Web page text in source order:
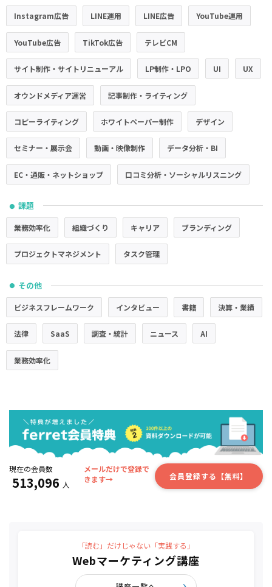
Instagram広告 LINE運用 LINE広告 YouTube運用
YouTube広告 TikTok広告 テレビCM
サイト制作・サイトリニューアル LP制作・LPO UI UX
オウンドメディア運営 記事制作・ライティング
コピーライティング ホワイトペーパー制作 デザイン
セミナー・展示会 動画・映像制作 データ分析・BI
EC・通販・ネットショップ 口コミ分析・ソーシャルリスニング
● 課題
業務効率化 組織づくり キャリア ブランディング
プロジェクトマネジメント タスク管理
● その他
ビジネスフレームワーク インタビュー 書籍 決算・業績
法律 SaaS 調査・統計 ニュース AI
業務効率化
現在の会員数
513,096 人
メールだけで登録で
きます→
会員登録する【無料】
「読む」だけじゃない「実践する」
Webマーケティング講座